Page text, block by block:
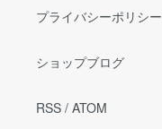
プライバシーポリシー
ショップブログ
RSS / ATOM